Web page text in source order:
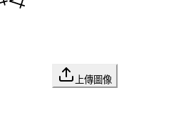
上傳圖像